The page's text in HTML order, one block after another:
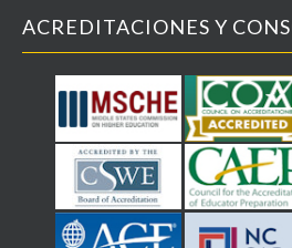
ACREDITACIONES Y